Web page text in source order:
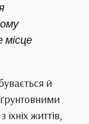
місце
й
життів,